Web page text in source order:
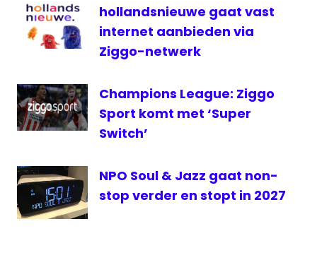
hollandsnieuwe gaat vast
internet aanbieden via
Ziggo-netwerk
Champions League: Ziggo
Sport komt met ‘Super
Switch’
NPO Soul & Jazz gaat non-
stop verder en stopt in 2027